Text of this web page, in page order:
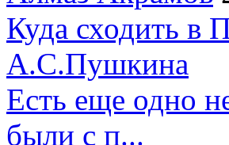
Куда сходить в
А.С.Пушкина
Есть еще одно
были с п...